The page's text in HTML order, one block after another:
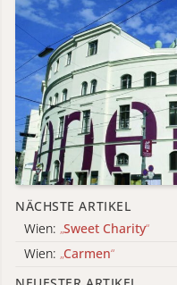
NÄCHSTE ARTIKEL
Wien: „Sweet Charity“
Wien: „Carmen“